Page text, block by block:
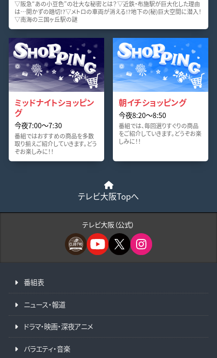
▽阪急“あの小豆色”の壮大な秘密とは？▽近鉄・布施駅が巨大化した理由
は…開かずの踏切!?▽メトロの車両が消える!?地下の(秘)巨大空間に潜入！
▽南海の三国ヶ丘駅の謎
ミッドナイトショッピン
グ
今夜7:00〜7:30
番組ではおすすめの商品を多数
取り揃えご紹介していきます。どう
ぞお楽しみに！！
朝イチショッピング
今夜8:20〜8:50
番組では、毎回選りすぐりの商品
をご紹介していきます。どうぞお楽
しみに！！
テレビ大阪Topへ
テレビ大阪（公式）
番組表
ニュース・報道
ドラマ・映画・深夜アニメ
バラエティ・音楽